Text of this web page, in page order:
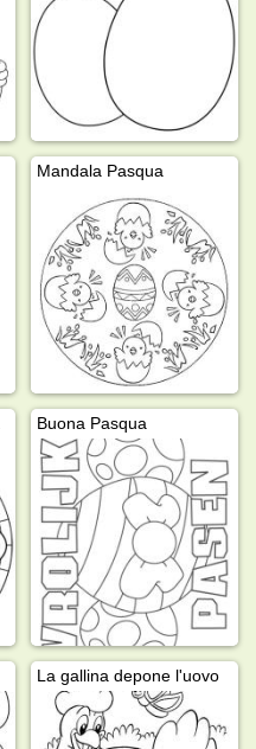
Mandala Pasqua
Buona Pasqua
La gallina depone l'uovo